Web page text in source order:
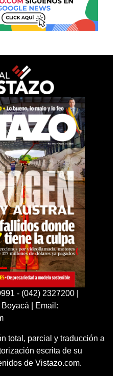
- (042) 2327200 |
| Email:
total, parcial y traducción a
escrita de su
de Vistazo.com.